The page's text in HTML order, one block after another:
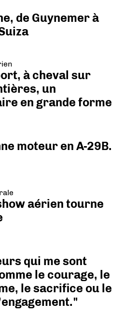
de Guynemer à
à cheval sur
un
en grande forme
moteur en A-29B.
aérien tourne
qui me sont
le courage, le
le sacrifice ou le